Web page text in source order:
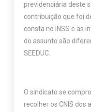
previdenciária deste
contribuição que foi
consta no INSS e as
do assunto são
SEEDUC.
O sindicato se
recolher os CNIS dos